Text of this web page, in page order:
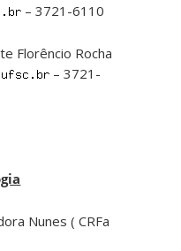
– 3721-6110
Florêncio Rocha
– 3721-
Nunes ( CRFa